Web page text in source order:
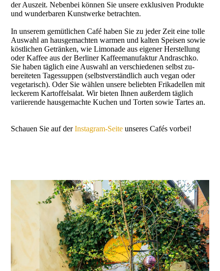
der Auszeit. Nebenbei können Sie unsere exklusiven Produkte
und wunderbaren Kunstwerke betrachten.
In unserem gemütlichen Café haben Sie zu jeder Zeit eine tolle
Auswahl an hausgemachten warmen und kalten Speisen sowie
köstlichen Getränken, wie Limonade aus eigener Herstellung
oder Kaffee aus der Berliner Kaffee­manu­faktur Andraschko.
Sie haben täglich eine Auswahl an verschiedenen selbst ­zu­
berei­teten Tagessuppen (selbstverständlich auch vegan oder
vegetarisch). Oder Sie wählen unsere beliebten Frikadellen mit
leckerem Kartoffelsalat. Wir bieten Ihnen außerdem täglich
variierende hausgemachte Kuchen und Torten sowie Tartes an.
Schauen Sie auf derInstagram-Seite unseres Cafés vorbei!